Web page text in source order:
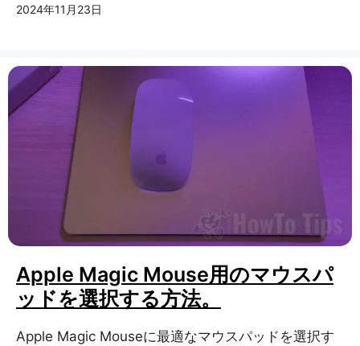
2024年11月23日
Apple Magic Mouse用のマウスパ
ッドを選択する方法。
Apple Magic Mouseに最適なマウスパッドを選択す